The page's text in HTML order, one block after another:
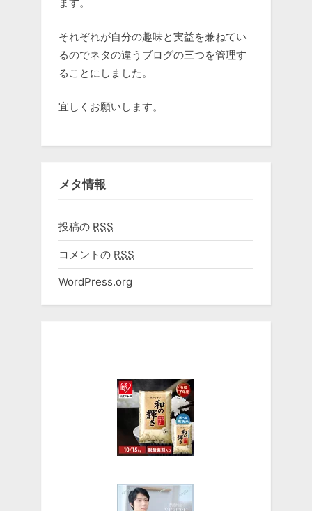
それぞれが自分の趣味と実益を兼ねてい
るのでネタの違うブログの三つを管理す
ることにしました。
宜しくお願いします。
メタ情報
投稿の RSS
コメントの RSS
WordPress.org